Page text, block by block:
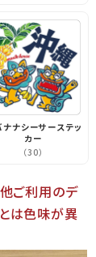
ナシーサーステッ
カー
（30）
ご利用のデ
は色味が異